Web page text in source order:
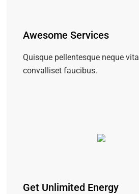
Awesome Services
Quisque pellentesque neque
convalliset faucibus.
Get Unlimited Energy